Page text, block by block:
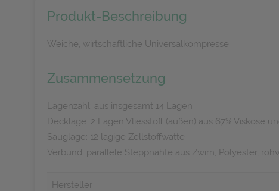
Produkt-Beschreibung
Weiche, wirtschaftliche Universalkompresse
Zusammensetzung
Lagenzahl: aus insgesamt 14 Lagen
Decklage: 2 Lagen Vliesstoff (außen) aus 67% Viskose
Sauglage: 12 lagige Zellstoffwatte
Verbund: parallele Steppnähte aus Zwirn, Polyester,
Hersteller